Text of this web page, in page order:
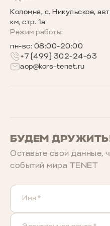
Беговое сообщество
БУДЕМ
Оставьте свои данные,
событий мира TENET
Имя*
Коломна, с. Никульское,
км, стр. 1а
Режим работы:
пн-вс: 08:00-20:00
+7 (499) 302-24-63
aop@kors-tenet.ru